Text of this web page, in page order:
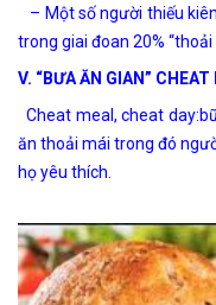
– Một số người thiếu
trong giai đoan 20%
V. “BƯA ĂN GIAN”
Cheat meal, cheat
ăn thoải mái trong đó
họ yêu thích.